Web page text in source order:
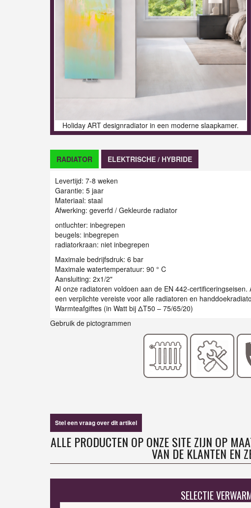
Holiday ART designradiator in een moderne slaapkamer.
RADIATOR ELEKTRISCHE / HYBRIDE
Levertijd: 7-8 weken
Garantie: 5 jaar
Materiaal: staal
Afwerking: geverfd / Gekleurde radiator
ontluchter: inbegrepen
beugels: inbegrepen
radiatorkraan: niet inbegrepen
Maximale bedrijfsdruk: 6 bar
Maximale watertemperatuur: 90 ° C
Aansluiting: 2x1/2"
Al onze radiatoren voldoen aan de EN 442-
een verplichte vereiste voor alle radiatoren en
Warmteafgiftes (in Watt bij ΔT50 – 75/65/20)
Gebruik de pictogrammen
Stel een vraag over dit artikel
ALLE PRODUCTEN OP ONZE SITE ZIJN OP
VAN DE KLANTEN EN
SELECTIE